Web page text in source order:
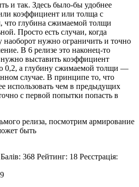
и так. Здесь было-бы удобнее
коэффициент или толща с
что глубина сжимаемой толщи
Просто есть случаи, когда
нужно ограничить и точно
В 6 релизе это наконец-то
выставить коэффициент
0,2, а глубину сжимаемой толщи —
случае. В принципе то, что
использовать чем в предыдущих
с первой попытки попасть в
релиза, посмотрим армирование
быть
368 Рейтинг: 18 Реєстрація: